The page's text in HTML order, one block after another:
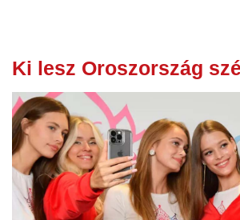
2024
Ki lesz Oroszország